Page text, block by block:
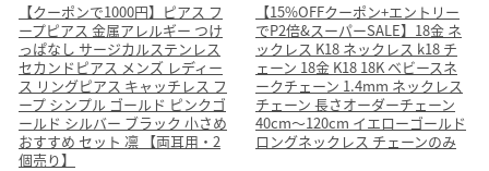
【クーポンで1000円】ピアス フ
ープピアス 金属アレルギー つけ
っぱなし サージカルステンレス
セカンドピアス メンズ レディー
ス リングピアス キャッチレス フ
ープ シンプル ゴールド ピンクゴ
ールド シルバー ブラック 小さめ
おすすめ セット 凛 【両耳用・2
個売り】
【15%OFFクーポン+エントリー
でP2倍&スーパーSALE】18金 ネ
ックレス K18 ネックレス k18 チ
ェーン 18金 K18 18K ベビースネ
ークチェーン 1.4mm ネックレス
チェーン 長さオーダーチェーン
40cm〜120cm イエローゴールド
ロングネックレス チェーンのみ